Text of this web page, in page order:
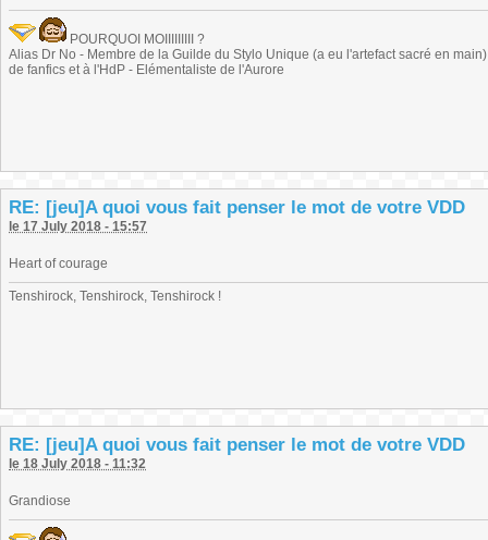
POURQUOI MOIIIIIIIII ?
Alias Dr No - Membre de la Guilde du Stylo Unique (a eu l'artefact sacré en
de fanfics et à l'HdP - Elémentaliste de l'Aurore
RE: [jeu]A quoi vous fait penser le mot de votre VDD
le 17 July 2018 - 15:57
Heart of courage
Tenshirock, Tenshirock, Tenshirock !
RE: [jeu]A quoi vous fait penser le mot de votre VDD
le 18 July 2018 - 11:32
Grandiose